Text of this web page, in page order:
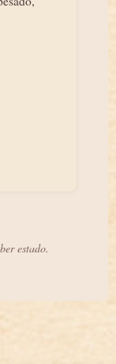
estado.